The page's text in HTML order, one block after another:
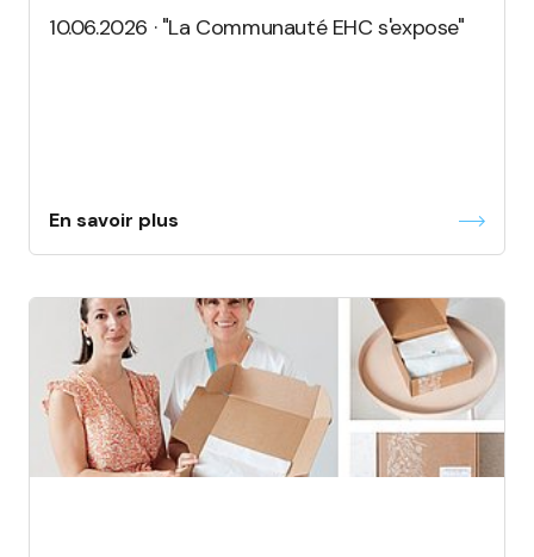
10.06.2026 · "La Communauté EHC s'expose"
En savoir plus